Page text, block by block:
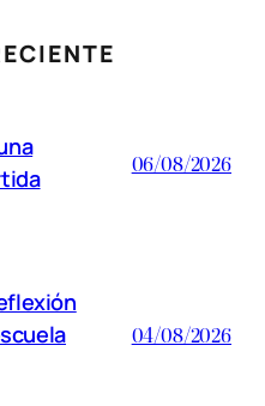
06/08/2026
04/08/2026